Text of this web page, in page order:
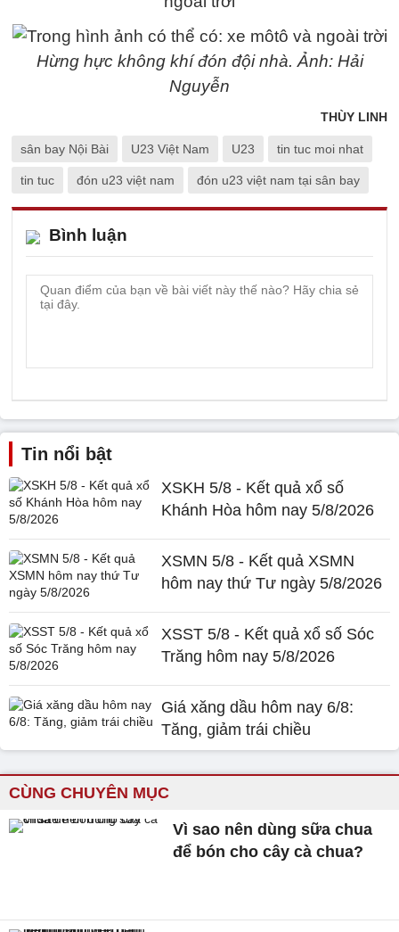
Hừng hực không khí đón đội nhà. Ảnh: Hải
Nguyễn
THÙY LINH
sân bay Nội Bài U23 Việt Nam U23 tin tuc moi nhat
tin tuc đón u23 việt nam đón u23 việt nam tại sân bay
Bình luận
Tin nổi bật
XSKH 5/8 - Kết quả xổ số
Khánh Hòa hôm nay 5/8/2026
XSMN 5/8 - Kết quả XSMN
hôm nay thứ Tư ngày 5/8/2026
XSST 5/8 - Kết quả xổ số Sóc
Trăng hôm nay 5/8/2026
Giá xăng dầu hôm nay 6/8:
Tăng, giảm trái chiều
CÙNG CHUYÊN MỤC
Vì sao nên dùng sữa chua
để bón cho cây cà chua?